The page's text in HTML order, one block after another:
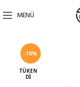
MENÜ
-10%
TÜKEN
DI